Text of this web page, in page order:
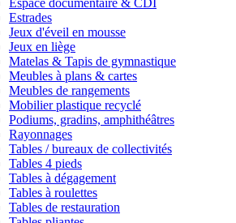
Espace documentaire & CDI
Estrades
Jeux d'éveil en mousse
Jeux en liège
Matelas & Tapis de gymnastique
Meubles à plans & cartes
Meubles de rangements
Mobilier plastique recyclé
Podiums, gradins, amphithéâtres
Rayonnages
Tables / bureaux de collectivités
Tables 4 pieds
Tables à dégagement
Tables à roulettes
Tables de restauration